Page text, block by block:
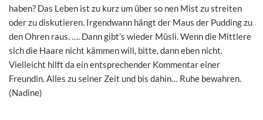
haben? Das Leben ist zu kurz um über so nen Mist zu streiten
oder zu diskutieren. Irgendwann hängt der Maus der Pudding zu
den Ohren raus. …. Dann gibt’s wieder Müsli. Wenn die Mittlere
sich die Haare nicht kämmen will, bitte, dann eben nicht.
Vielleicht hilft da ein entsprechender Kommentar einer
Freundin. Alles zu seiner Zeit und bis dahin… Ruhe bewahren.
(Nadine)